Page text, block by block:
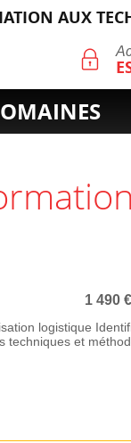
AUX
1 490
logistique
et